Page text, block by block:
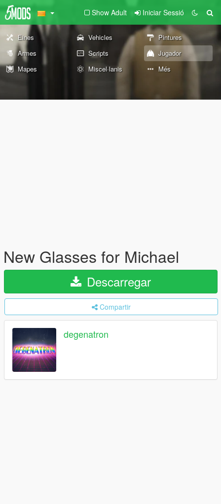
Show Adult Iniciar Sessió
Eines Vehicles
Pintures
Armes
Scripts
Jugador
Mapes
Miscel·lanis Més
New Glasses for Michael
Descarregar
Compartir
degenatron